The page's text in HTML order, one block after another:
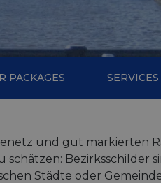
PACKAGES SERVICES
und gut markierten
Bezirksschilder
Städte oder